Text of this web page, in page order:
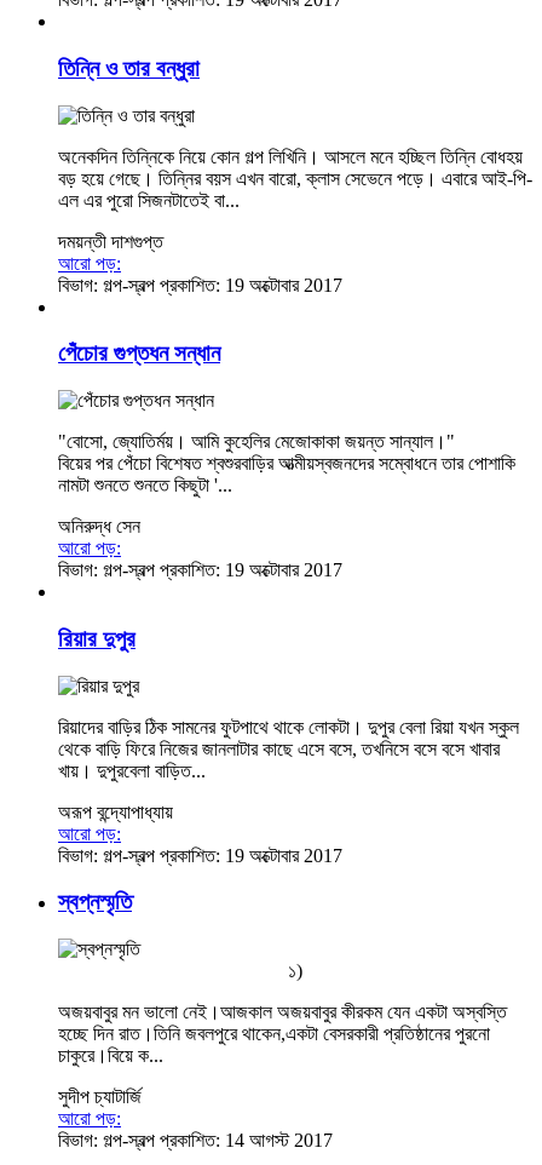
তিন্নি ও তার বন্ধুরা
অনেকদিন তিন্নিকে নিয়ে কোন গল্প লিখিনি। আসলে মনে হচ্ছিল তিন্নি বোধহয়
বড় হয়ে গেছে। তিন্নির বয়স এখন বারো, ক্লাস সেভেনে পড়ে। এবারে আই-পি-
এল এর পুরো সিজনটাতেই বা...
দময়ন্তী দাশগুপ্ত
আরো পড়:
বিভাগ: গল্প-স্বল্প প্রকাশিত: 19 অক্টোবার 2017
পেঁচোর গুপ্তধন সন্ধান
"বোসো, জ্যোতির্ময়। আমি কুহেলির মেজোকাকা জয়ন্ত সান্যাল।"
বিয়ের পর পেঁচো বিশেষত শ্বশুরবাড়ির আত্মীয়স্বজনদের সম্বোধনে তার পোশাকি
নামটা শুনতে শুনতে কিছুটা '...
অনিরুদ্ধ সেন
আরো পড়:
বিভাগ: গল্প-স্বল্প প্রকাশিত: 19 অক্টোবার 2017
রিয়ার দুপুর
রিয়াদের বাড়ির ঠিক সামনের ফুটপাথে থাকে লোকটা। দুপুর বেলা রিয়া যখন স্কুল
থেকে বাড়ি ফিরে নিজের জানলাটার কাছে এসে বসে, তখনিসে বসে বসে খাবার
খায়। দুপুরবেলা বাড়িত...
অরূপ বন্দ্যোপাধ্যায়
আরো পড়:
বিভাগ: গল্প-স্বল্প প্রকাশিত: 19 অক্টোবার 2017
স্বপ্নস্মৃতি
১)
অজয়বাবুর মন ভালো নেই।আজকাল অজয়বাবুর কীরকম যেন একটা অস্বস্তি
হচ্ছে দিন রাত।তিনি জবলপুরে থাকেন,একটা বেসরকারী প্রতিষ্ঠানের পুরনো
চাকুরে।বিয়ে ক...
সুদীপ চ্যাটার্জি
আরো পড়:
বিভাগ: গল্প-স্বল্প প্রকাশিত: 14 আগস্ট 2017